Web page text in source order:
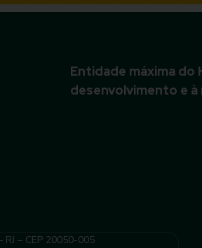
Entidade máxima do
desenvolvimento e
– CEP 20050-005